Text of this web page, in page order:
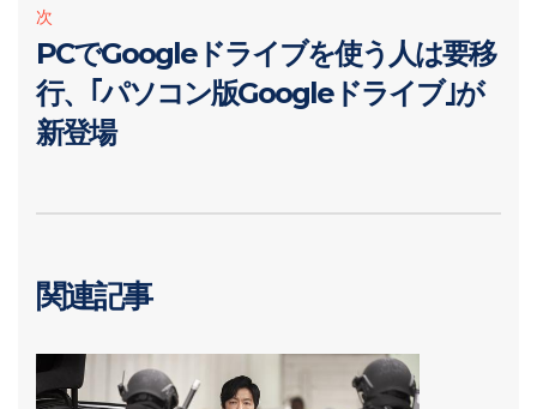
次
PCでGoogleドライブを使う人は要移
行、｢パソコン版Googleドライブ｣が
新登場
関連記事